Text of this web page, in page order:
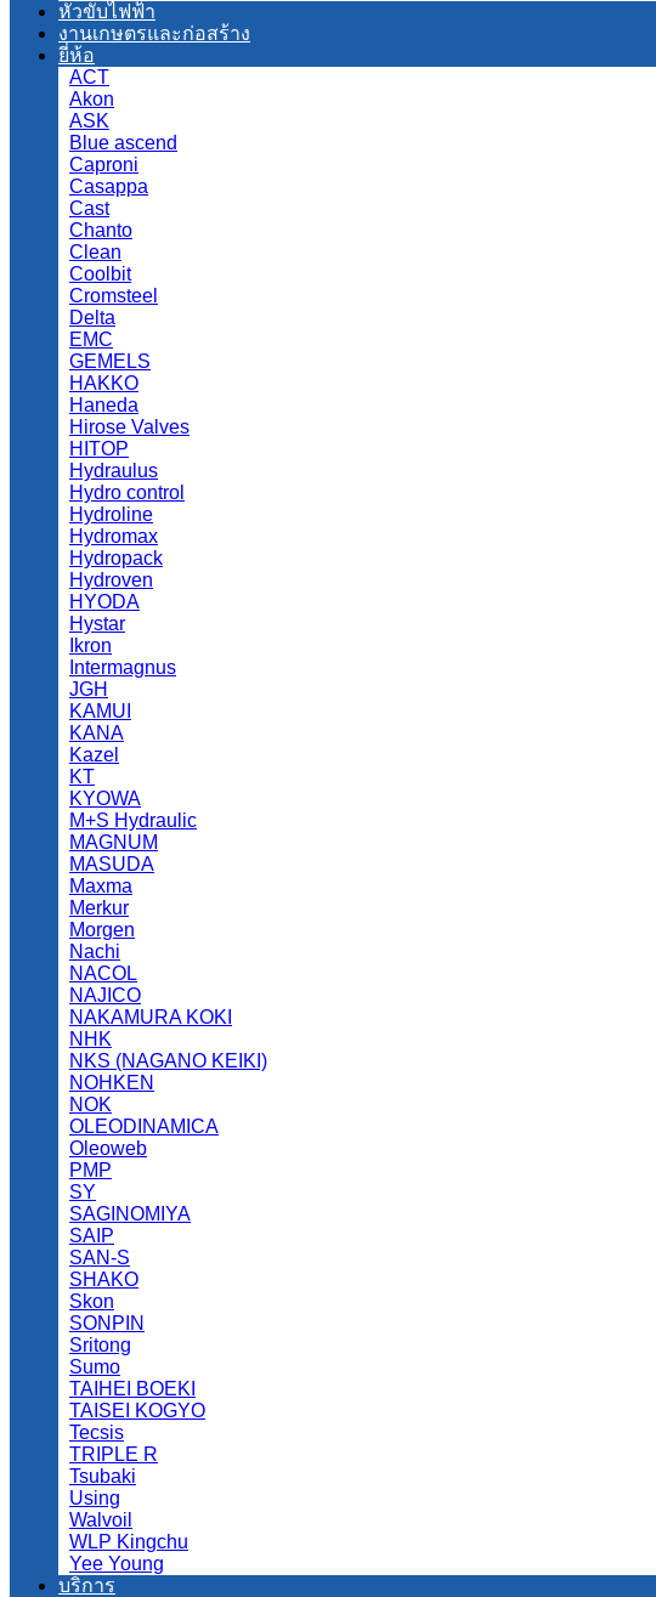
หัวขับไฟฟ้า
งานเกษตรและก่อสร้าง
ยี่ห้อ
ACT
Akon
ASK
Blue ascend
Caproni
Casappa
Cast
Chanto
Clean
Coolbit
Cromsteel
Delta
EMC
GEMELS
HAKKO
Haneda
Hirose Valves
HITOP
Hydraulus
Hydro control
Hydroline
Hydromax
Hydropack
Hydroven
HYODA
Hystar
Ikron
Intermagnus
JGH
KAMUI
KANA
Kazel
KT
KYOWA
M+S Hydraulic
MAGNUM
MASUDA
Maxma
Merkur
Morgen
Nachi
NACOL
NAJICO
NAKAMURA KOKI
NHK
NKS (NAGANO KEIKI)
NOHKEN
NOK
OLEODINAMICA
Oleoweb
PMP
SY
SAGINOMIYA
SAIP
SAN-S
SHAKO
Skon
SONPIN
Sritong
Sumo
TAIHEI BOEKI
TAISEI KOGYO
Tecsis
TRIPLE R
Tsubaki
Using
Walvoil
WLP Kingchu
Yee Young
บริการ